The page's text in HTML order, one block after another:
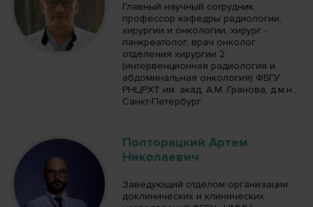
Главный научный сотрудник,
профессор кафедры радиологии,
хирургии и онкологии, хирург -
панкреатолог, врач онколог
отделения хирургии 2
(интервенционная радиология и
абдоминальная онкология) ФБГУ
РНЦРХТ им. акад. А.М. Гранова, д.м.н.,
Санкт-Петербург
Полторацкий Артем
Николаевич
Заведующий отделом организации
доклинических и клинических